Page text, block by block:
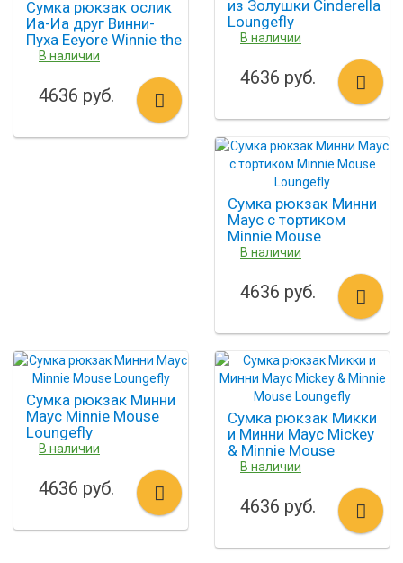
Сумка рюкзак ослик
Иа-Иа друг Винни-
Пуха Eeyore Winnie the
Pooh Loungefly
В наличии
4636 руб.
из Золушки Cinderella
Loungefly
В наличии
4636 руб.
Сумка рюкзак Минни
Маус с тортиком
Minnie Mouse
Loungefly
В наличии
4636 руб.
Сумка рюкзак Минни
Маус Minnie Mouse
Loungefly
В наличии
4636 руб.
Сумка рюкзак Микки
и Минни Маус Mickey
& Minnie Mouse
Loungefly
В наличии
4636 руб.